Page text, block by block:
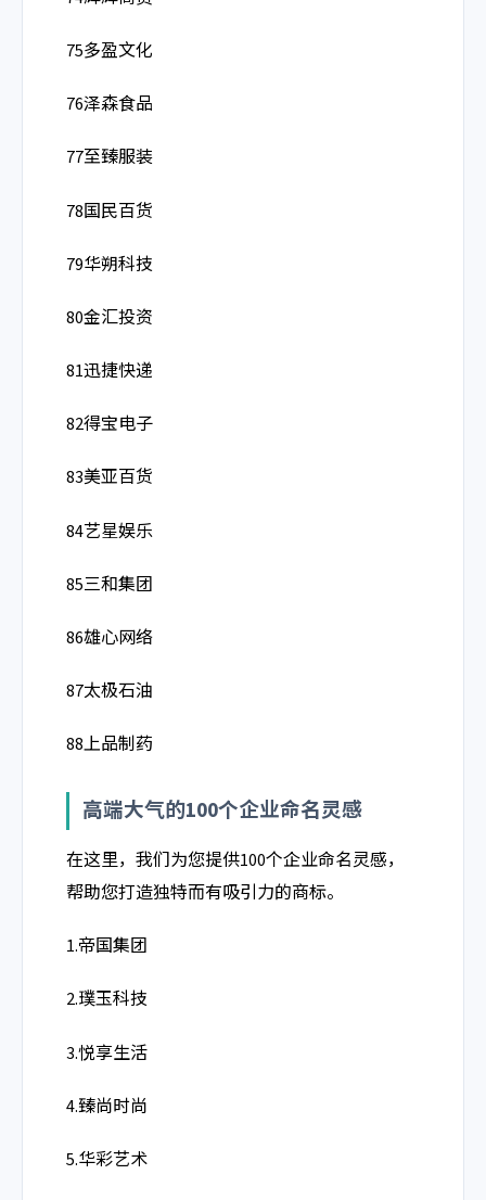
75多盈文化
76泽森食品
77至臻服装
78国民百货
79华朔科技
80金汇投资
81迅捷快递
82得宝电子
83美亚百货
84艺星娱乐
85三和集团
86雄心网络
87太极石油
88上品制药
高端大气的100个企业命名灵感
在这里，我们为您提供100个企业命名灵感，
帮助您打造独特而有吸引力的商标。
1.帝国集团
2.璞玉科技
3.悦享生活
4.臻尚时尚
5.华彩艺术